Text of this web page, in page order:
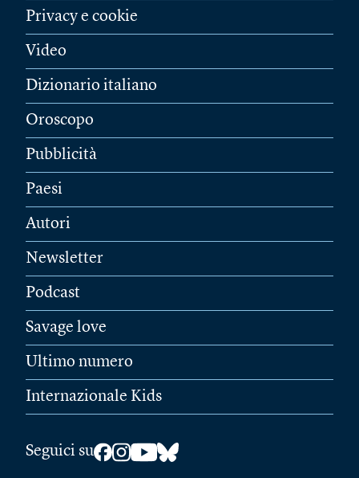
Privacy e cookie
Video
Dizionario italiano
Oroscopo
Pubblicità
Paesi
Autori
Newsletter
Podcast
Savage love
Ultimo numero
Internazionale Kids
Seguici su